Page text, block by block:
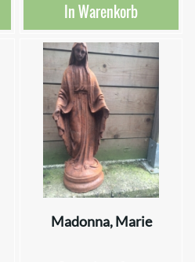
In Warenkorb
Madonna, Marie